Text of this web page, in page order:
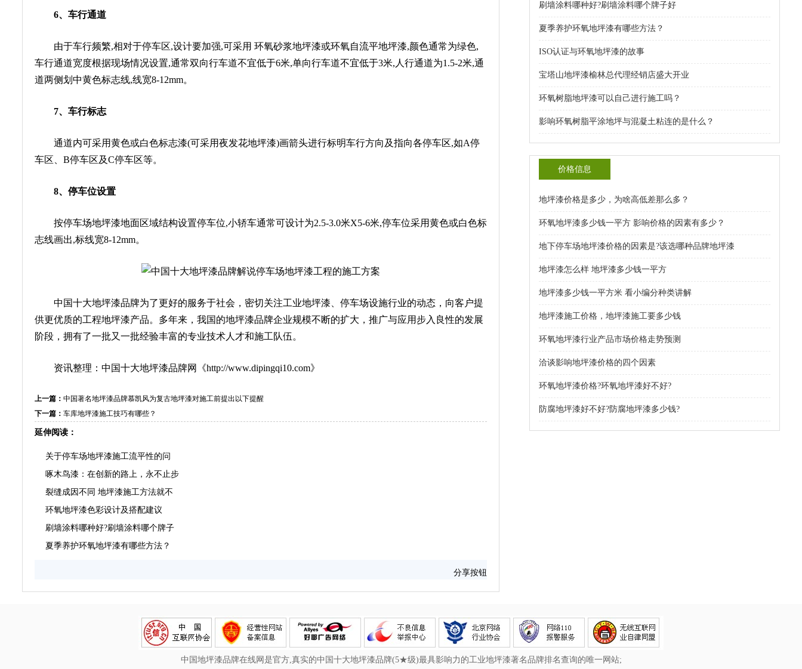
6、车行通道
由于车行频繁,相对于停车区,设计要加强,可采用 环氧砂浆地坪漆或环氧自流平地坪漆,颜色通常为绿色,
车行通道宽度根据现场情况设置,通常双向行车道不宜低于6米,单向行车道不宜低于3米,人行通道为1.5-2米,通
道两侧划中黄色标志线,线宽8-12mm。
7、车行标志
通道内可采用黄色或白色标志漆(可采用夜发花地坪漆)画箭头进行标明车行方向及指向各停车区,如A停
车区、B停车区及C停车区等。
8、停车位设置
按停车场地坪漆地面区域结构设置停车位,小轿车通常可设计为2.5-3.0米X5-6米,停车位采用黄色或白色标
志线画出,标线宽8-12mm。
中国十大地坪漆品牌为了更好的服务于社会，密切关注工业地坪漆、停车场设施行业的动态，向客户提
供更优质的工程地坪漆产品。多年来，我国的地坪漆品牌企业规模不断的扩大，推广与应用步入良性的发展
阶段，拥有了一批又一批经验丰富的专业技术人才和施工队伍。
资讯整理： 中国十大地坪漆品牌网《http://www.dipingqi10.com》
上一篇： 中国著名地坪漆品牌慕凯风为复古地坪漆对施工前提出以下提醒
下一篇： 车库地坪漆施工技巧有哪些？
延伸阅读：
关于停车场地坪漆施工流平性的问
啄木鸟漆：在创新的路上，永不止步
裂缝成因不同 地坪漆施工方法就不
环氧地坪漆色彩设计及搭配建议
刷墙涂料哪种好?刷墙涂料哪个牌子
夏季养护环氧地坪漆有哪些方法？
分享按钮
刷墙涂料哪种好?刷墙涂料哪个牌子好
夏季养护环氧地坪漆有哪些方法？
ISO认证与环氧地坪漆的故事
宝塔山地坪漆榆林总代理经销店盛大开业
环氧树脂地坪漆可以自己进行施工吗？
影响环氧树脂平涂地坪与混凝土粘连的是什么？
价格信息
地坪漆价格是多少，为啥高低差那么多？
环氧地坪漆多少钱一平方 影响价格的因素有多少？
地下停车场地坪漆价格的因素是?该选哪种品牌地坪漆
地坪漆怎么样 地坪漆多少钱一平方
地坪漆多少钱一平方米 看小编分种类讲解
地坪漆施工价格，地坪漆施工要多少钱
环氧地坪漆行业产品市场价格走势预测
洽谈影响地坪漆价格的四个因素
环氧地坪漆价格?环氧地坪漆好不好?
防腐地坪漆好不好?防腐地坪漆多少钱?
中国地坪漆品牌在线网是官方,真实的中国十大地坪漆品牌(5★级)最具影响力的工业地坪漆著名品牌排名查询的唯一网站;